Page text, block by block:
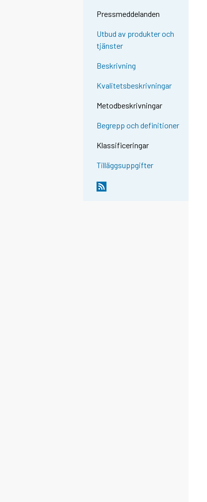
Pressmeddelanden
Utbud av produkter och
tjänster
Beskrivning
Kvalitetsbeskrivningar
Metodbeskrivningar
Begrepp och definitioner
Klassificeringar
Tilläggsuppgifter